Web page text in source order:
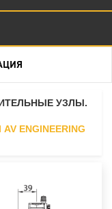
УЗЛЫ.
ENGINEERING